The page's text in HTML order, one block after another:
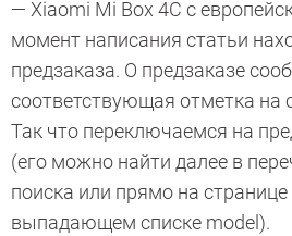
— Xiaomi Mi Box 4C с
момент написания статьи
предзаказа. О предзаказе
соответствующая отметка на
Так что переключаемся на
(его можно найти далее в
поиска или прямо на странице
выпадающем списке model).